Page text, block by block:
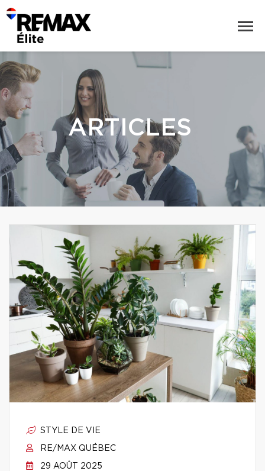
ARTICLES
STYLE DE VIE
RE/MAX QUÉBEC
29 AOÛT 2025